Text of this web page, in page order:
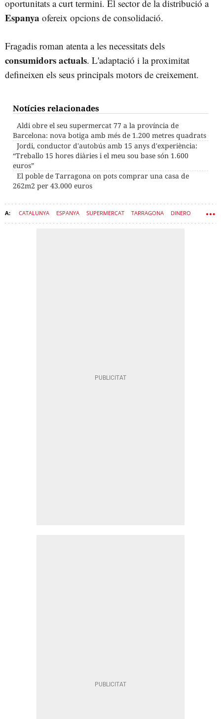
oportunitats a curt termini. El sector de la distribució a
Espanya ofereix opcions de consolidació.
Fragadis roman atenta a les necessitats dels
consumidors actuals. L'adaptació i la proximitat
defineixen els seus principals motors de creixement.
Notícies relacionades
Aldi obre el seu supermercat 77 a la província de
Barcelona: nova botiga amb més de 1.200 metres quadrats
Jordi, conductor d'autobús amb 15 anys d'experiència:
“Treballo 15 hores diàries i el meu sou base són 1.600
euros”
El poble de Tarragona on pots comprar una casa de
262m2 per 43.000 euros
CATALUNYA ESPANYA SUPERMERCAT TARRAGONA DINERO